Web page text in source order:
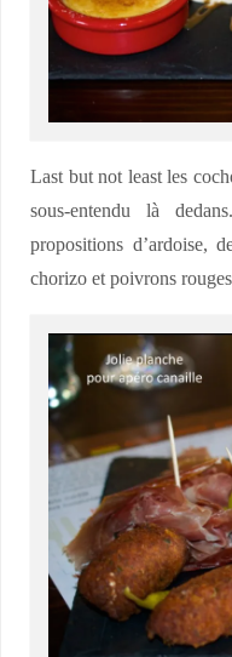
Last but not least les
sous-entendu là
propositions d’ardoise,
chorizo et poivrons